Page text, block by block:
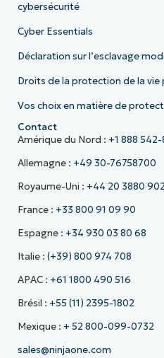
cybersécurité
Cyber Essentials
Déclaration sur l’esclavage
Droits de la protection de la vie
Vos choix en matière de
Contact
Amérique du Nord : +1 888
Allemagne : +49 30-76758700
Royaume-Uni : +44 20 3880
France : +33 800 91 09 90
Espagne : +34 930 03 80 68
Italie : (+39) 800 974 708
APAC : +61 1800 490 516
Brésil : +55 (11) 2395-1802
Mexique : + 52 800-099-0732
sales@ninjaone.com